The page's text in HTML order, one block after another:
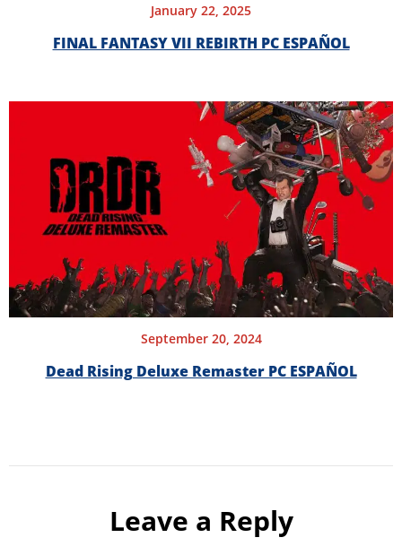
January 22, 2025
FINAL FANTASY VII REBIRTH PC ESPAÑOL
September 20, 2024
Dead Rising Deluxe Remaster PC ESPAÑOL
Leave a Reply